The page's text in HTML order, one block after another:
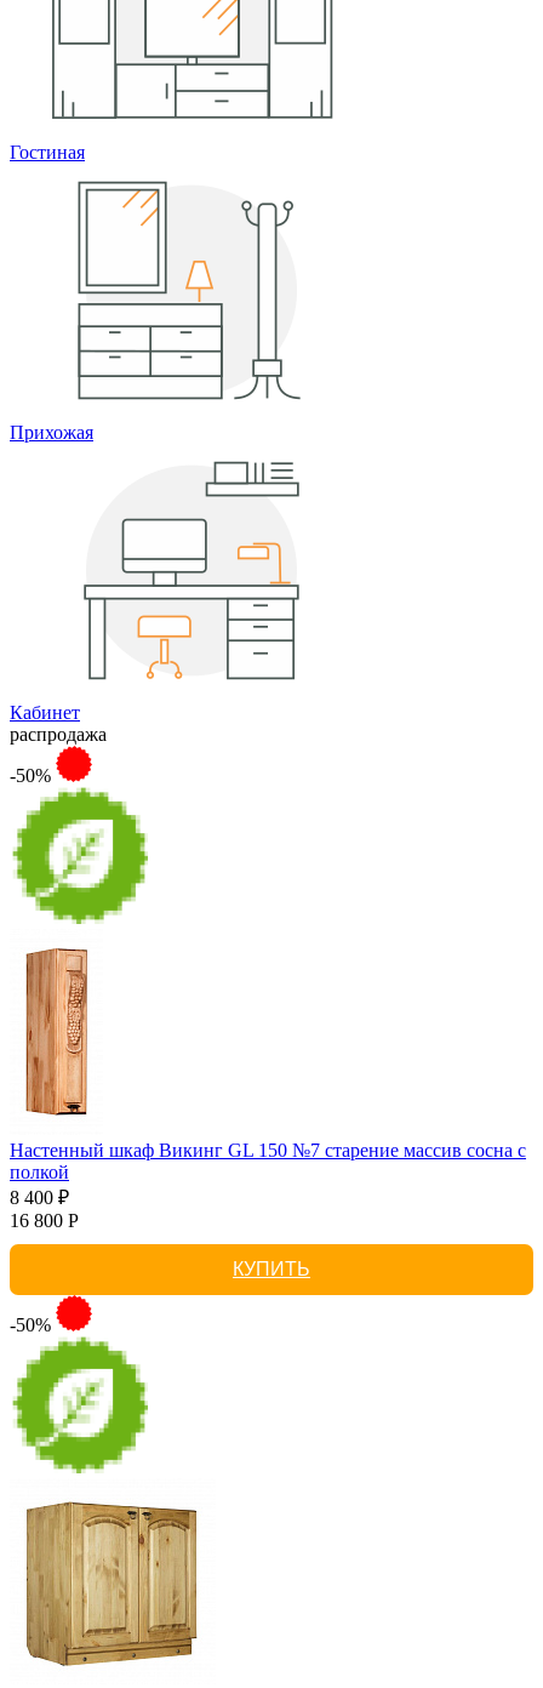
Гостиная
Прихожая
Кабинет
распродажа
-50%
Настенный шкаф Викинг GL 150 №7 старение массив сосна с
полкой
8 400 ₽
16 800 Р
КУПИТЬ
-50%